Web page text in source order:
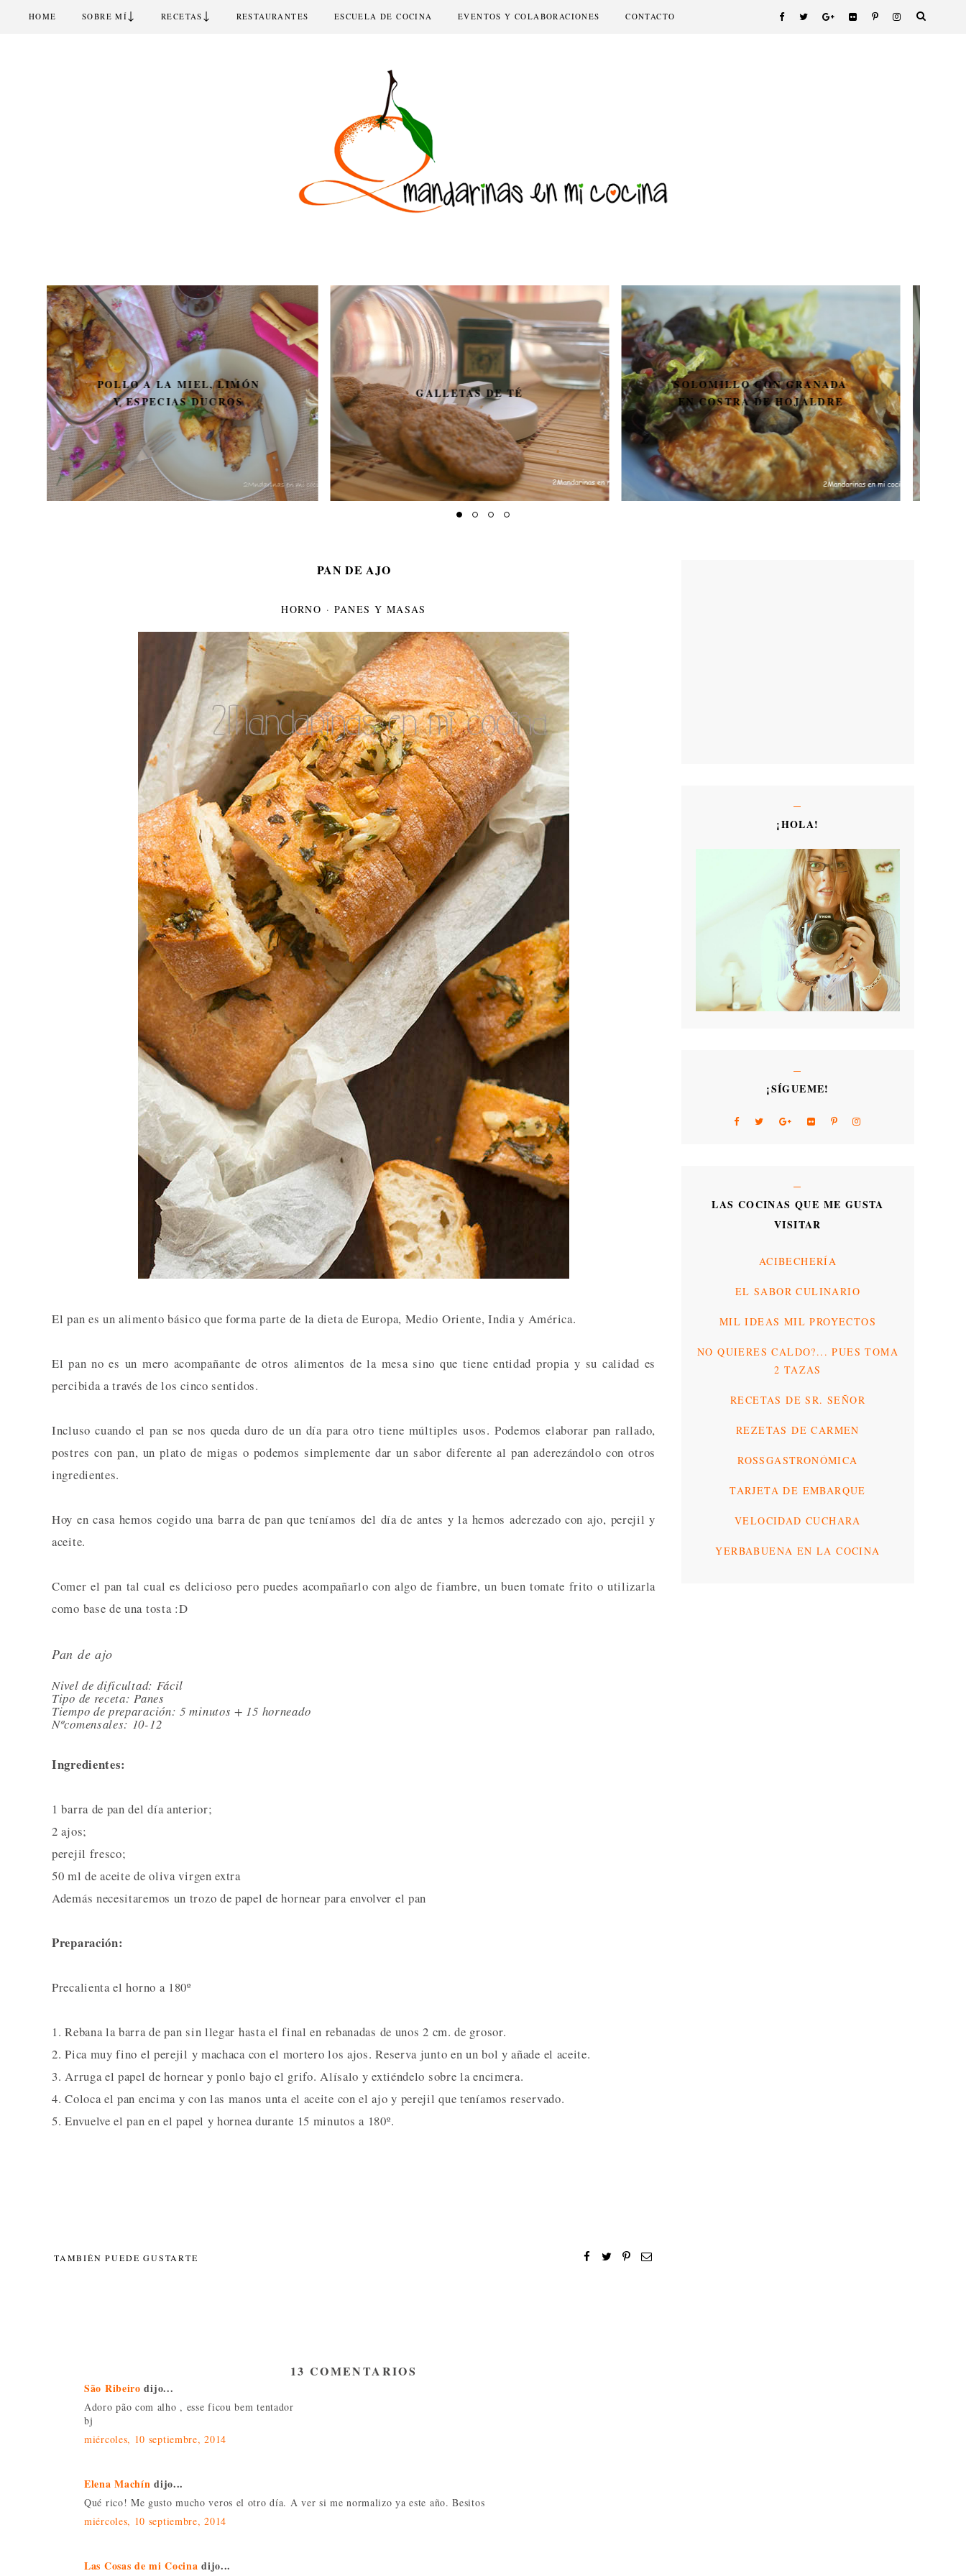
HOME SOBRE MÍ↓ RECETAS ↓ RESTAURANTES ESCUELA DE COCINA EVENTOS Y COLABORACIONES CONTACTO
GALLETAS DE TÉ
SOLOMILLO CON GRANADA
EN COSTRA DE HOJALDRE
PON GUAPA A TU
THERMOMIX CON
DECOTMX. SORTEO DE 3
ADHESIVOS PARA
DECORAR LA THERMOMIX.
PAN DE AJO
HORNO · PANES Y MASAS
El pan es un alimento básico que forma parte de la dieta de Europa, Medio Oriente, India y América.
El pan no es un mero acompañante de otros alimentos de la mesa sino que tiene entidad propia y su calidad es
percibida a través de los cinco sentidos.
Incluso cuando el pan se nos queda duro de un día para otro tiene múltiples usos. Podemos elaborar pan rallado,
postres con pan, un plato de migas o podemos simplemente dar un sabor diferente al pan aderezándolo con otros
ingredientes.
Hoy en casa hemos cogido una barra de pan que teníamos del día de antes y la hemos aderezado con ajo, perejil y
aceite.
Comer el pan tal cual es delicioso pero puedes acompañarlo con algo de fiambre, un buen tomate frito o utilizarla
como base de una tosta :D
Pan de ajo
Nivel de dificultad: Fácil
Tipo de receta: Panes
Tiempo de preparación: 5 minutos + 15 horneado
Nºcomensales: 10-12
Ingredientes:
1 barra de pan del día anterior;
2 ajos;
perejil fresco;
50 ml de aceite de oliva virgen extra
Además necesitaremos un trozo de papel de hornear para envolver el pan
Preparación:
Precalienta el horno a 180º
1. Rebana la barra de pan sin llegar hasta el final en rebanadas de unos 2 cm. de grosor.
2. Pica muy fino el perejil y machaca con el mortero los ajos. Reserva junto en un bol y añade el aceite.
3. Arruga el papel de hornear y ponlo bajo el grifo. Alísalo y extiéndelo sobre la encimera.
4. Coloca el pan encima y con las manos unta el aceite con el ajo y perejil que teníamos reservado.
5. Envuelve el pan en el papel y hornea durante 15 minutos a 180º.
TAMBIÉN PUEDE GUSTARTE
13 COMENTARIOS
São Ribeiro dijo...
Adoro pão com alho , esse ficou bem tentador
bj
miércoles, 10 septiembre, 2014
Elena Machín dijo...
Qué rico! Me gusto mucho veros el otro día. A ver si me normalizo ya este año. Besitos
miércoles, 10 septiembre, 2014
Las Cosas de mi Cocina dijo...
¡HOLA!
¡SÍGUEME!
LAS COCINAS QUE ME GUSTA
VISITAR
ACIBECHERÍA
EL SABOR CULINARIO
MIL IDEAS MIL PROYECTOS
NO QUIERES CALDO?... PUES TOMA
2 TAZAS
RECETAS DE SR. SEÑOR
REZETAS DE CARMEN
ROSSGASTRONÓMICA
TARJETA DE EMBARQUE
VELOCIDAD CUCHARA
YERBABUENA EN LA COCINA